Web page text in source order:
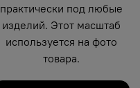
практически под любые
изделий. Этот масштаб
используется на фото
товара.